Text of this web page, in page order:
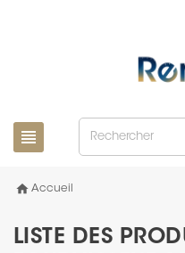
view_headline
home Accueil
LISTE DES